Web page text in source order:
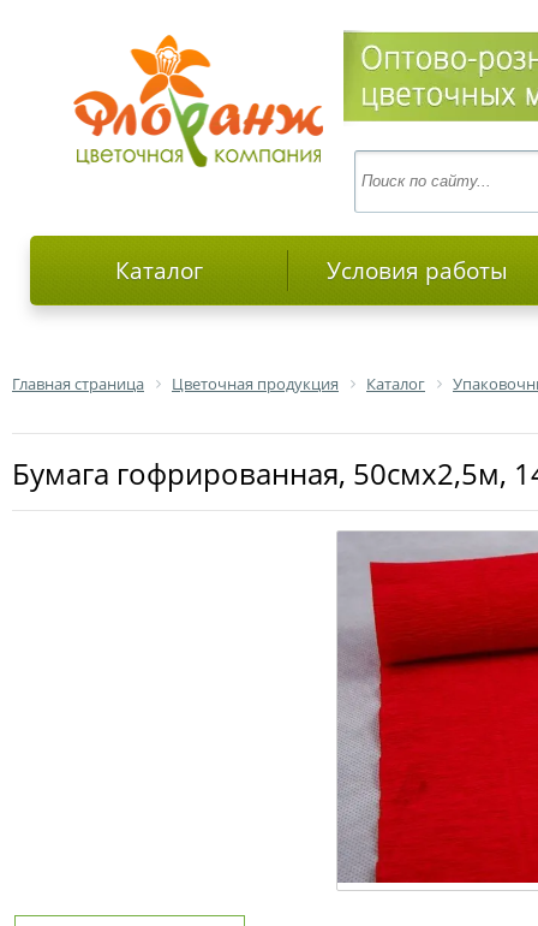
Каталог Условия работы
Главная страница Цветочная продукция Каталог
Бумага гофрированная, 50смх2,5м,